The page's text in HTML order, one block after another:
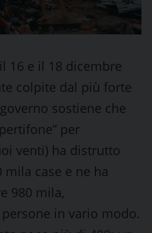
16 e il 18 dicembre
colpite dal più forte
sostiene che
per
venti) ha distrutto
case e ne ha
980 mila,
in vario modo.